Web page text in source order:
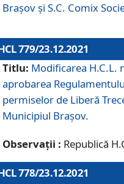
Braşov şi S.C. Comix
779/23.12.2021
Titlu: Modificarea H.C.L.
aprobarea
permiselor de Liberă
Municipiul Braşov.
Observații : Republică
778/23.12.2021